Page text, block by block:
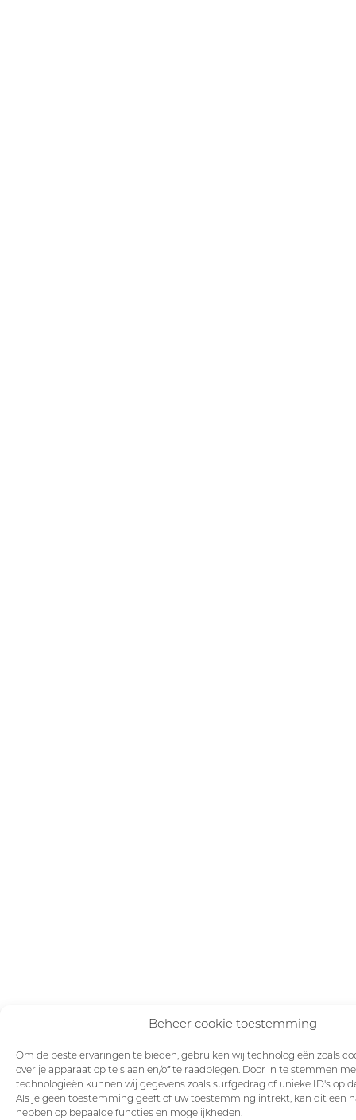
Beheer cookie toestemming
Om de beste ervaringen te bieden, gebruiken wij technologieën zoals
over je apparaat op te slaan en/of te raadplegen. Door in te stemmen
technologieën kunnen wij gegevens zoals surfgedrag of unieke ID's op
Als je geen toestemming geeft of uw toestemming intrekt, kan dit een
hebben op bepaalde functies en mogelijkheden.